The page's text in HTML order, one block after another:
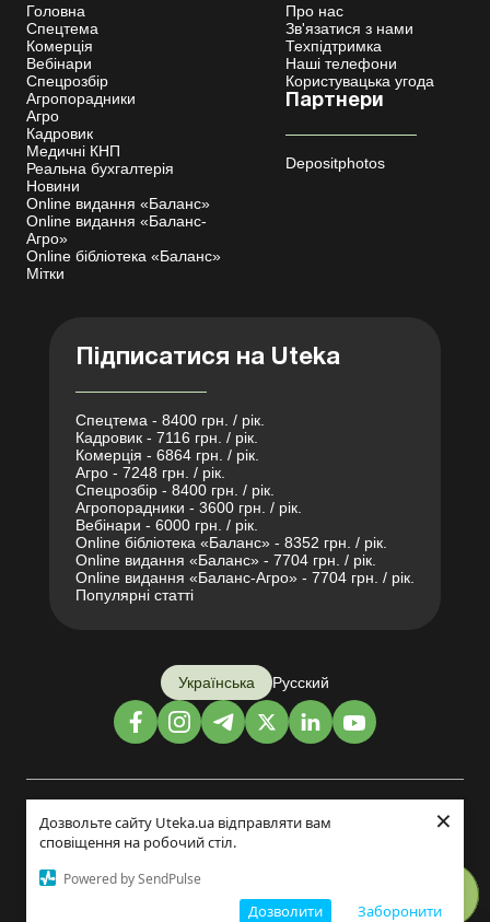
Дозвольте сайту Uteka.ua відправляти вам
сповіщення на робочий стіл.
Powered by SendPulse
Заборонити
Дозволити
×
Головна
Спецтема
Комерція
Вебінари
Спецрозбір
Агропорадники
Агро
Кадровик
Медичні КНП
Реальна бухгалтерія
Новини
Online видання «Баланс»
Online видання «Баланс-
Агро»
Online бібліотека «Баланс»
Мітки
Про нас
Зв'язатися з нами
Техпідтримка
Наші телефони
Користувацька угода
Партнери
Depositphotos
Підписатися на Uteka
Спецтема - 8400 грн. / рік.
Кадровик - 7116 грн. / рік.
Комерція - 6864 грн. / рік.
Агро - 7248 грн. / рік.
Спецрозбір - 8400 грн. / рік.
Агропорадники - 3600 грн. / рік.
Вебінари - 6000 грн. / рік.
Online бібліотека «Баланс» - 8352 грн. / рік.
Online видання «Баланс» - 7704 грн. / рік.
Online видання «Баланс-Агро» - 7704 грн. / рік.
Популярні статті
Українська Русский
Дизайн і розробка: